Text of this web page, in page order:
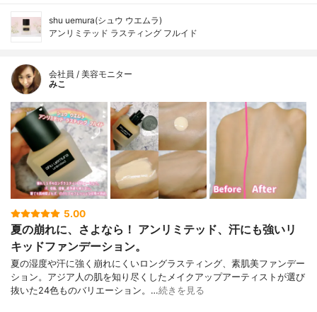
shu uemura(シュウ ウエムラ)
アンリミテッド ラスティング フルイド
会社員 / 美容モニター
みこ
5.00
夏の崩れに、さよなら！ アンリミテッド、汗にも強いリ
キッドファンデーション。
夏の湿度や汗に強く崩れにくいロングラスティング、素肌美ファンデー
ション。アジア人の肌を知り尽くしたメイクアップアーティストが選び
抜いた24色ものバリエーション。…続きを見る